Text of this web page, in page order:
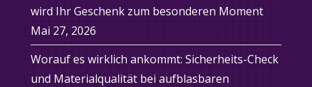
wird Ihr Geschenk zum besonderen Moment
Mai 27, 2026
Worauf es wirklich ankommt: Sicherheits-Check
und Materialqualität bei aufblasbaren